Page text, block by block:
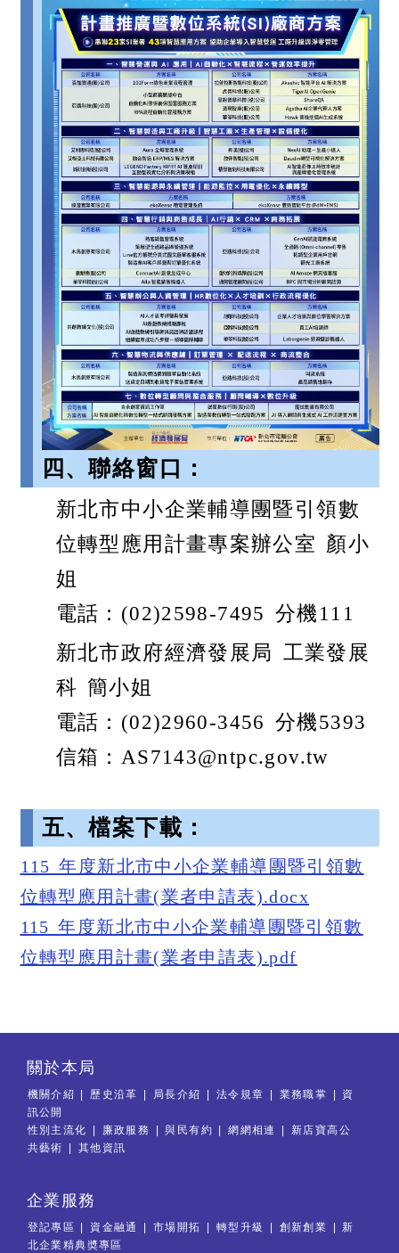
四、聯絡窗口：
新北市中小企業輔導團暨引領數
位轉型應用計畫專案辦公室 顏小
姐
電話：(02)2598-7495 分機111
新北市政府經濟發展局 工業發展
科 簡小姐
電話：(02)2960-3456 分機5393
信箱：AS7143@ntpc.gov.tw
五、檔案下載：
115 年度新北市中小企業輔導團暨引領數
位轉型應用計畫(業者申請表).docx
115 年度新北市中小企業輔導團暨引領數
位轉型應用計畫(業者申請表).pdf
關於本局
機關介紹 歷史沿革 局長介紹 法令規章 業務職掌
資
訊公開
性別主流化
廉政服務 與民有約 網網相連
新店寶高公
共藝術
其他資訊
企業服務
登記專區 資金融通 市場開拓 轉型升級 創新創業
新
北企業精典奬專區